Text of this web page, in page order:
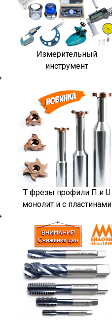
Измерительный
инструмент
T фрезы профили П и U
монолит и с пластинами